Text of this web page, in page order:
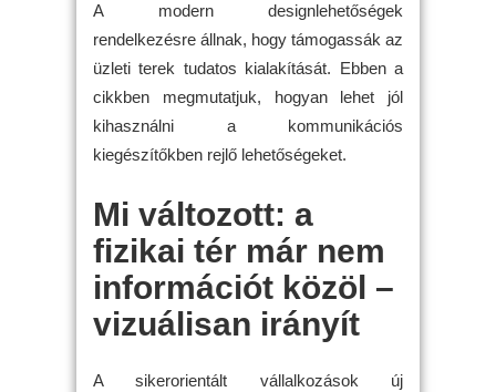
A modern designlehetőségek
rendelkezésre állnak, hogy támogassák az
üzleti terek tudatos kialakítását. Ebben a
cikkben megmutatjuk, hogyan lehet jól
kihasználni a kommunikációs
kiegészítőkben rejlő lehetőségeket.
Mi változott: a
fizikai tér már nem
információt közöl –
vizuálisan irányít
A sikerorientált vállalkozások új